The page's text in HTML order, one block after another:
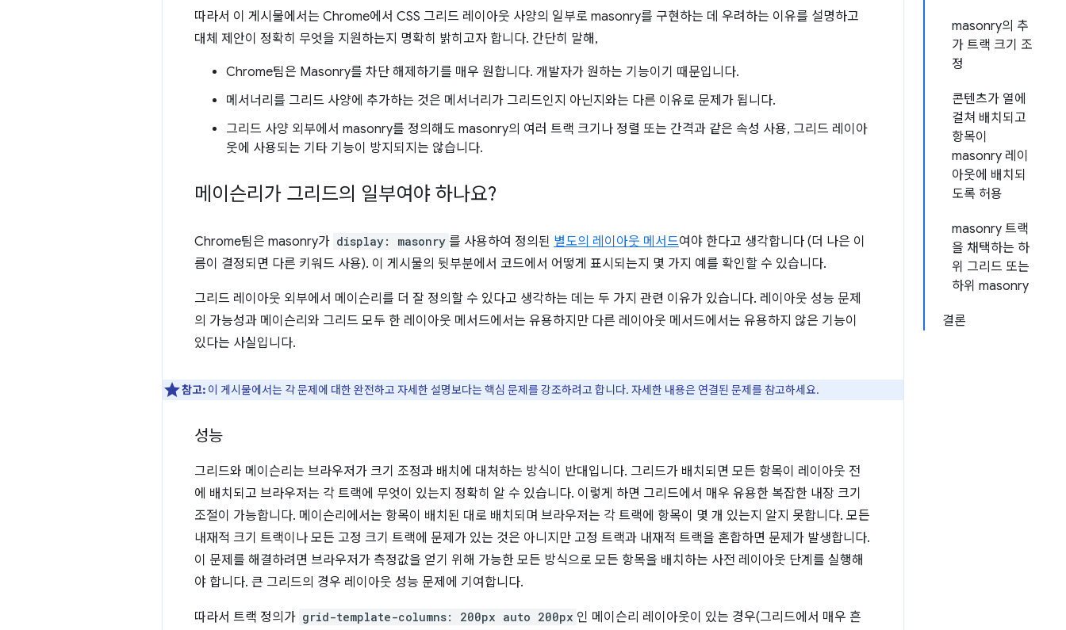
masonry의 추
가 트랙 크기 조
정
콘텐츠가 열에
걸쳐 배치되고
항목이
masonry 레이
아웃에 배치되
도록 허용
masonry 트랙
을 채택하는 하
위 그리드 또는
하위 masonry
결론
따라서 이 게시물에서는 Chrome에서 CSS 그리드 레이아웃 사양의 일부로 masonry를 구현하는 데 우려하는 이유를 설명하고
대체 제안이 정확히 무엇을 지원하는지 명확히 밝히고자 합니다. 간단히 말해,
Chrome팀은 Masonry를 차단 해제하기를 매우 원합니다. 개발자가 원하는 기능이기 때문입니다.
메서너리를 그리드 사양에 추가하는 것은 메서너리가 그리드인지 아닌지와는 다른 이유로 문제가 됩니다.
그리드 사양 외부에서 masonry를 정의해도 masonry의 여러 트랙 크기나 정렬 또는 간격과 같은 속성 사용, 그리드 레이아
웃에 사용되는 기타 기능이 방지되지는 않습니다.
메이슨리가 그리드의 일부여야 하나요?
Chrome팀은 masonry가 display: masonry 를 사용하여 정의된 별도의 레이아웃 메서드여야 한다고 생각합니다 (더 나은 이
름이 결정되면 다른 키워드 사용). 이 게시물의 뒷부분에서 코드에서 어떻게 표시되는지 몇 가지 예를 확인할 수 있습니다.
그리드 레이아웃 외부에서 메이슨리를 더 잘 정의할 수 있다고 생각하는 데는 두 가지 관련 이유가 있습니다. 레이아웃 성능 문제
의 가능성과 메이슨리와 그리드 모두 한 레이아웃 메서드에서는 유용하지만 다른 레이아웃 메서드에서는 유용하지 않은 기능이
있다는 사실입니다.
참고: 이 게시물에서는 각 문제에 대한 완전하고 자세한 설명보다는 핵심 문제를 강조하려고 합니다. 자세한 내용은 연결된 문제를 참고하세요.
성능
그리드와 메이슨리는 브라우저가 크기 조정과 배치에 대처하는 방식이 반대입니다. 그리드가 배치되면 모든 항목이 레이아웃 전
에 배치되고 브라우저는 각 트랙에 무엇이 있는지 정확히 알 수 있습니다. 이렇게 하면 그리드에서 매우 유용한 복잡한 내장 크기
조절이 가능합니다. 메이슨리에서는 항목이 배치된 대로 배치되며 브라우저는 각 트랙에 항목이 몇 개 있는지 알지 못합니다. 모든
내재적 크기 트랙이나 모든 고정 크기 트랙에 문제가 있는 것은 아니지만 고정 트랙과 내재적 트랙을 혼합하면 문제가 발생합니다.
이 문제를 해결하려면 브라우저가 측정값을 얻기 위해 가능한 모든 방식으로 모든 항목을 배치하는 사전 레이아웃 단계를 실행해
야 합니다. 큰 그리드의 경우 레이아웃 성능 문제에 기여합니다.
따라서 트랙 정의가 grid-template-columns: 200px auto 200px 인 메이슨리 레이아웃이 있는 경우(그리드에서 매우 흔